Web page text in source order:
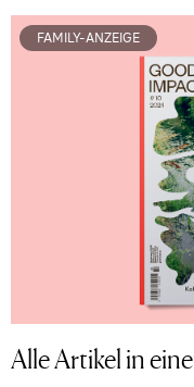
FAMILY-ANZEIGE
Alle Artikel in